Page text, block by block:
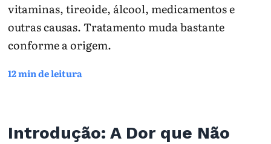
vitaminas, tireoide, álcool, medicamentos e
outras causas. Tratamento muda bastante
conforme a origem.
12 min de leitura
Introdução: A Dor que Não